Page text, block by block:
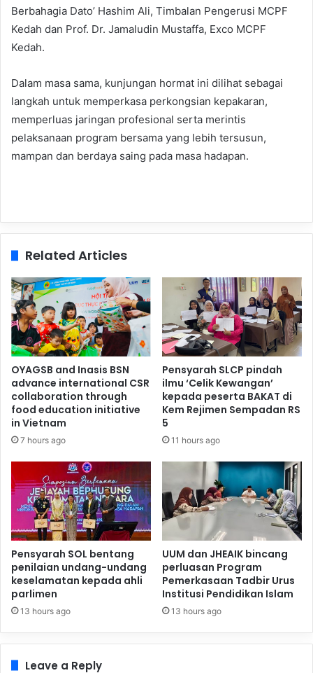
Berbahagia Dato’ Hashim Ali, Timbalan Pengerusi MCPF
Kedah dan Prof. Dr. Jamaludin Mustaffa, Exco MCPF
Kedah.
Dalam masa sama, kunjungan hormat ini dilihat sebagai
langkah untuk memperkasa perkongsian kepakaran,
memperluas jaringan profesional serta merintis
pelaksanaan program bersama yang lebih tersusun,
mampan dan berdaya saing pada masa hadapan.
Related Articles
OYAGSB and Inasis BSN
advance international CSR
collaboration through
food education initiative
in Vietnam
7 hours ago
Pensyarah SLCP pindah
ilmu ‘Celik Kewangan’
kepada peserta BAKAT di
Kem Rejimen Sempadan RS
5
11 hours ago
Pensyarah SOL bentang
penilaian undang-undang
keselamatan kepada ahli
parlimen
13 hours ago
UUM dan JHEAIK bincang
perluasan Program
Pemerkasaan Tadbir Urus
Institusi Pendidikan Islam
13 hours ago
Leave a Reply